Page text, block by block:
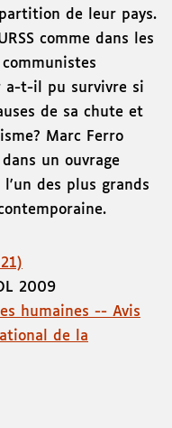
de leur pays.
comme dans les
a-t-il pu survivre si
de sa chute et
Marc Ferro
un ouvrage
des plus grands
2009
humaines -- Avis
de la